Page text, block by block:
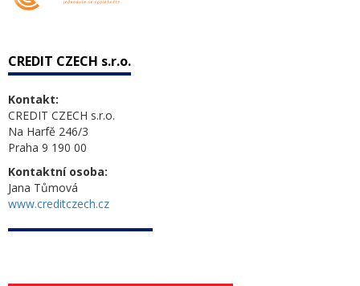
CREDIT CZECH s.r.o.
Kontakt:
CREDIT CZECH s.r.o.
Na Harfě 246/3
Praha 9 190 00
Kontaktní osoba:
Jana Tůmová
www.creditczech.cz